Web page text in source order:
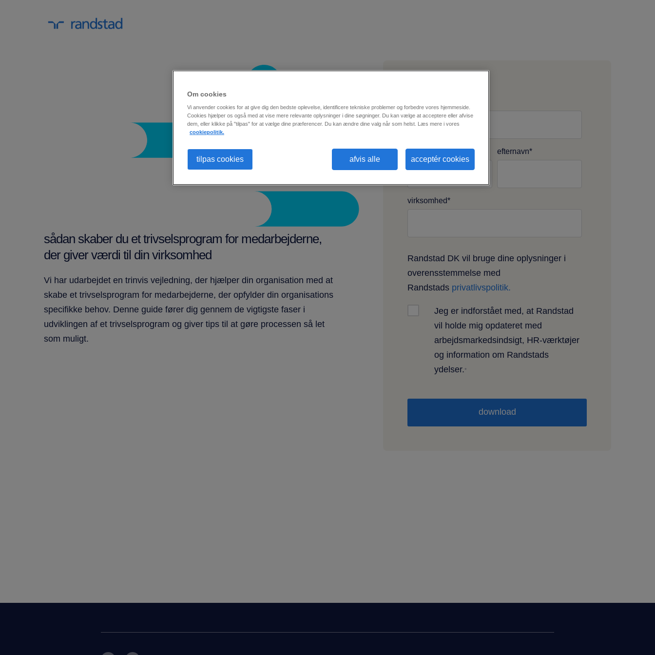
sådan skaber du et trivselsprogram for medarbejderne,
der giver værdi til din virksomhed
Vi har udarbejdet en trinvis vejledning, der hjælper din organisation med at
skabe et trivselsprogram for medarbejderne, der opfylder din organisations
specifikke behov. Denne guide fører dig gennem de vigtigste faser i
udviklingen af et trivselsprogram og giver tips til at gøre processen så let
som muligt.
fornavn* efternavn*
virksomhed*
Randstad DK vil bruge dine oplysninger i
overensstemmelse med
Randstads privatlivspolitik.
Jeg er indforstået med, at Randstad
vil holde mig opdateret med
arbejdsmarkedsindsigt, HR-værktøjer
og information om Randstads
ydelser.*
Om cookies
Vi anvender cookies for at give dig den bedste oplevelse, identificere tekniske problemer og forbedre vores hjemmeside.
Cookies hjælper os også med at vise mere relevante oplysninger i dine søgninger. Du kan vælge at acceptere eller afvise
dem, eller klikke på "tilpas" for at vælge dine præferencer. Du kan ændre dine valg når som helst. Læs mere i vores
cookiepolitik.
tilpas cookies afvis alle acceptér cookies